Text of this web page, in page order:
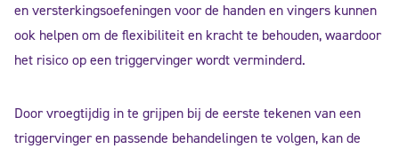
en versterkingsoefeningen voor de handen en vingers kunnen
ook helpen om de flexibiliteit en kracht te behouden, waardoor
het risico op een triggervinger wordt verminderd.
Door vroegtijdig in te grijpen bij de eerste tekenen van een
triggervinger en passende behandelingen te volgen, kan de